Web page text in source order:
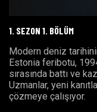
1. SEZON 1. BÖLÜM
Modern deniz
Estonia feribotu,
sırasında battı ve
Uzmanlar, yeni
çözmeye çalışıyor.